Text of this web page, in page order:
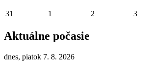
31 1 2 3
Aktuálne počasie
dnes, piatok 7. 8. 2026